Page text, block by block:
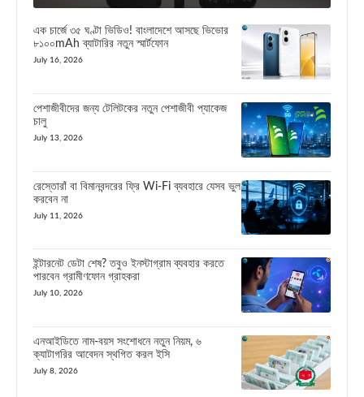
এক চার্জে ৩৫ ঘণ্টা ভিডিও! বাংলাদেশে আসছে ভিভোর
৮১০০mAh ব্যাটারির নতুন স্মার্টফোন
July 16, 2026
পেশাজীবীদের জন্য টেলিটকের নতুন পেশাজীবী প্যাকেজ
চালু
July 13, 2026
রেস্তোরাঁ বা বিমানবন্দরের ফ্রি Wi-Fi ব্যবহারে যেসব ভুল
করবেন না
July 11, 2026
ইন্টারনেট ডেটা শেষ? তবুও ইনস্টাগ্রাম ব্যবহার করতে
পারবেন গ্রামীণফোন গ্রাহকরা
July 10, 2026
এনআইডিতে নাম-বয়স সংশোধনে নতুন নিয়ম, ৬
ক্যাটাগরির আবেদন স্থগিত করল ইসি
July 8, 2026